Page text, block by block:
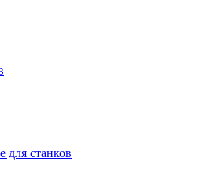
для станков